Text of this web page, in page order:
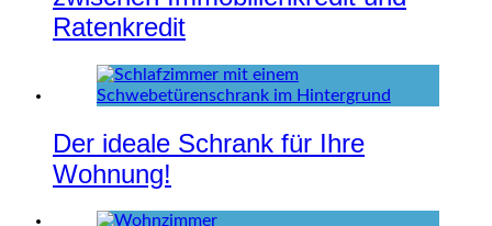
Ratenkredit
Der ideale Schrank für Ihre
Wohnung!